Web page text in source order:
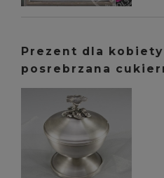
Prezent dla
posrebrzana